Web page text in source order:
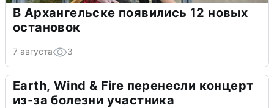
В Архангельске появились 12 новых
остановок
7 августа 3
Earth, Wind & Fire перенесли концерт
из-за болезни участника